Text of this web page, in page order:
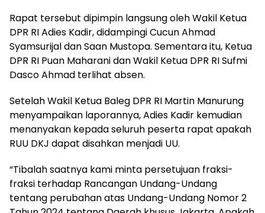
Rapat tersebut dipimpin langsung oleh Wakil Ketua
DPR RI Adies Kadir, didampingi Cucun Ahmad
Syamsurijal dan Saan Mustopa. Sementara itu, Ketua
DPR RI Puan Maharani dan Wakil Ketua DPR RI Sufmi
Dasco Ahmad terlihat absen.
Setelah Wakil Ketua Baleg DPR RI Martin Manurung
menyampaikan laporannya, Adies Kadir kemudian
menanyakan kepada seluruh peserta rapat apakah
RUU DKJ dapat disahkan menjadi UU.
“Tibalah saatnya kami minta persetujuan fraksi-
fraksi terhadap Rancangan Undang-Undang
tentang perubahan atas Undang-Undang Nomor 2